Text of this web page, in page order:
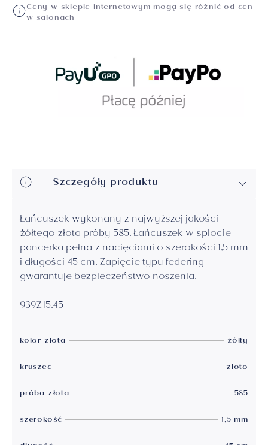
Ceny w sklepie internetowym mogą się różnić od cen
w salonach
Szczegóły produktu
Łańcuszek wykonany z najwyższej jakości
żółtego złota próby 585. Łańcuszek w splocie
pancerka pełna z nacięciami o szerokości 1,5 mm
i długości 45 cm. Zapięcie typu federing
gwarantuje bezpieczeństwo noszenia.
939Z15.45
kolor złota
żółty
kruszec
złoto
próba złota
585
szerokość
1,5 mm